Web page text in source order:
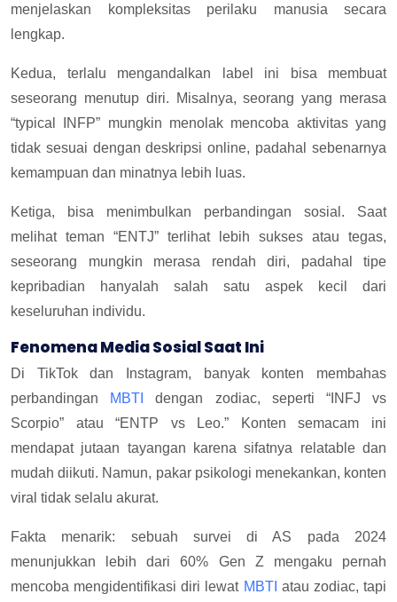
menjelaskan kompleksitas perilaku manusia secara
lengkap.
Kedua, terlalu mengandalkan label ini bisa membuat
seseorang menutup diri. Misalnya, seorang yang merasa
“typical INFP” mungkin menolak mencoba aktivitas yang
tidak sesuai dengan deskripsi online, padahal sebenarnya
kemampuan dan minatnya lebih luas.
Ketiga, bisa menimbulkan perbandingan sosial. Saat
melihat teman “ENTJ” terlihat lebih sukses atau tegas,
seseorang mungkin merasa rendah diri, padahal tipe
kepribadian hanyalah salah satu aspek kecil dari
keseluruhan individu.
Fenomena Media Sosial Saat Ini
Di TikTok dan Instagram, banyak konten membahas
perbandingan
MBTI
dengan zodiac, seperti “INFJ vs
Scorpio” atau “ENTP vs Leo.” Konten semacam ini
mendapat jutaan tayangan karena sifatnya relatable dan
mudah diikuti. Namun, pakar psikologi menekankan, konten
viral tidak selalu akurat.
Fakta menarik: sebuah survei di AS pada 2024
menunjukkan lebih dari 60% Gen Z mengaku pernah
mencoba mengidentifikasi diri lewat MBTI atau zodiac, tapi